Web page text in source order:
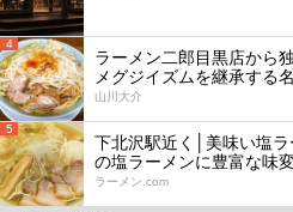
4
ラーメン二郎目黒店から
メグジイズムを継承する
山川大介
5
下北沢駅近く│美味い塩
の塩ラーメンに豊富な味
ラーメン.com